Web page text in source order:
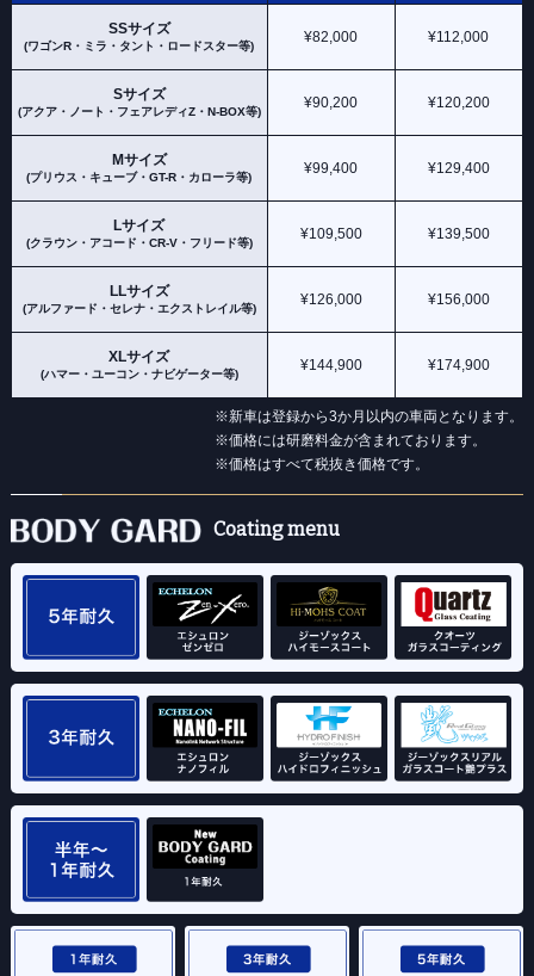
SSサイズ
(ワゴンR・ミラ・タント・ロードスター等)
¥82,000 ¥112,000
Sサイズ
(アクア・ノート・フェアレディZ・N-BOX等)
¥90,200 ¥120,200
Mサイズ
(プリウス・キューブ・GT-R・カローラ等)
¥99,400 ¥129,400
Lサイズ
(クラウン・アコード・CR-V・フリード等)
¥109,500 ¥139,500
LLサイズ
(アルファード・セレナ・エクストレイル等)
¥126,000 ¥156,000
XLサイズ
(ハマー・ユーコン・ナビゲーター等)
¥144,900 ¥174,900
※新⾞は登録から3か月以内の車両となります。
※価格には研磨料金が含まれております。
※価格はすべて税抜き価格です。
Coating menu